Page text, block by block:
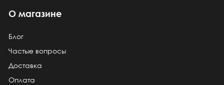
О магазине
Блог
Частые вопросы
Доставка
Оплата